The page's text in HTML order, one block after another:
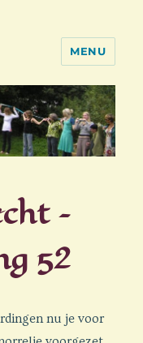
MENU
–
52
nu je voor